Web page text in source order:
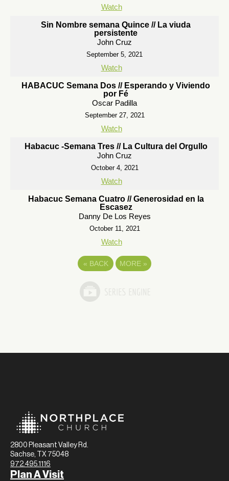
Watch
Sin Nombre semana Quince // La viuda
persistente
John Cruz
September 5, 2021
Watch
HABACUC Semana Dos // Esperando y Viviendo
por Fé
Oscar Padilla
September 27, 2021
Watch
Habacuc -Semana Tres // La Cultura del Orgullo
John Cruz
October 4, 2021
Watch
Habacuc Semana Cuatro // Generosidad en la
Escasez
Danny De Los Reyes
October 11, 2021
Watch
« BACK MORE »
2800 Pleasant Valley Rd.
Sachse, TX 75048
972.495.1116
Plan A Visit